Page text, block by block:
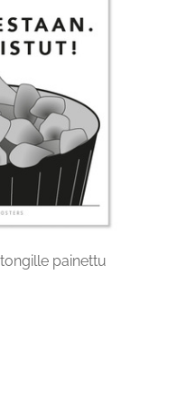
painettu